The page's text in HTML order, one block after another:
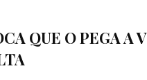
QUE O PEGA A